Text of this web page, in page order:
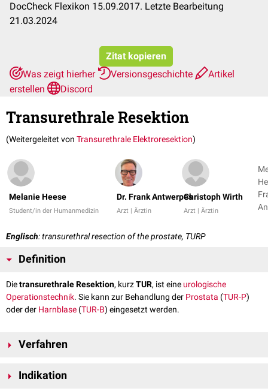
DocCheck Flexikon 15.09.2017. Letzte Bearbeitung
21.03.2024
Zitat kopieren
Was zeigt hierher
Versionsgeschichte
Artikel
erstellen
Discord
Transurethrale Resektion
(Weitergeleitet von Transurethrale Elektroresektion)
Melanie Heese
Student/in der Humanmedizin
Dr. Frank Antwerpes
Arzt | Ärztin
Christoph Wirth
Arzt | Ärztin
Englisch: transurethral resection of the prostate, TURP
Definition
Dietransurethrale Resektion, kurzTUR, ist eine urologische
Operationstechnik. Sie kann zur Behandlung der Prostata (TUR-P)
oder der Harnblase (TUR-B) eingesetzt werden.
Verfahren
Dieses Resektoskop besitzt einen äußeren Gang für Spülung bzw.
Indikation